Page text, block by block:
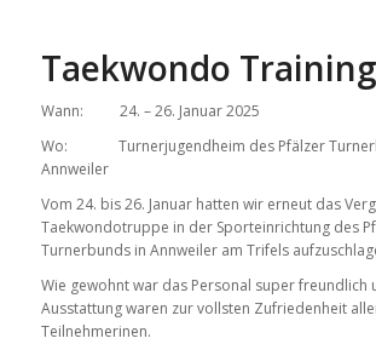
Taekwondo
Wann: 24. – 26. Januar 2025
Wo: Turnerjugendheim des Pfälzer
Annweiler
Vom 24. bis 26. Januar hatten wir erneut das
Taekwondotruppe in der Sporteinrichtung des
Turnerbunds in Annweiler am Trifels
Wie gewohnt war das Personal super freundlich
Ausstattung waren zur vollsten Zufriedenheit
Teilnehmerinen.